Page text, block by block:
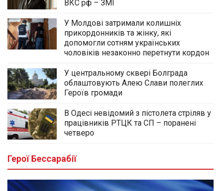
ВКС рф – ЗМІ
У Молдові затримали колишніх
прикордонників та жінку, які
допомогли сотням українських
чоловіків незаконно перетнути кордон
У центральному сквері Болграда
облаштовують Алею Слави полеглих
Героїв громади
В Одесі невідомий з пістолета стріляв у
працівників РТЦК та СП – поранені
четверо
Герої Бессарабії